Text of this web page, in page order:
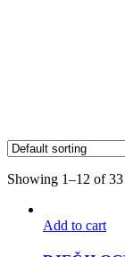
Showing 1–12 of 33
Add to cart